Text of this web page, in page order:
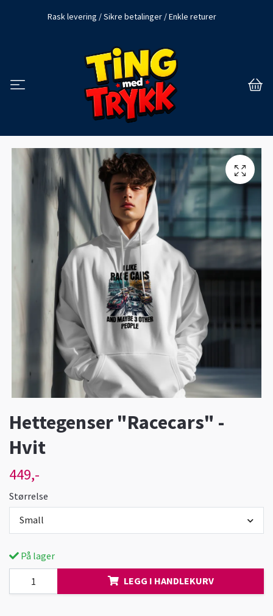
Rask levering / Sikre betalinger / Enkle returer
Hettegenser "Racecars" -
Hvit
449,-
Størrelse
Small
På lager
LEGG I HANDLEKURV